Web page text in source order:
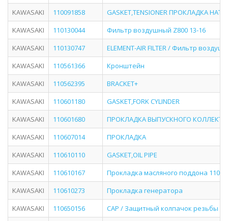
KAWASAKI
110091858
GASKET,TENSIONER ПРОКЛАДКА
KAWASAKI
110130044
Фильтр воздушный Z800 13-16
KAWASAKI
110130747
ELEMENT-AIR FILTER / Фильтр
KAWASAKI
110561366
Кронштейн
KAWASAKI
110562395
BRACKET+
KAWASAKI
110601180
GASKET,FORK CYLINDER
KAWASAKI
110601680
ПРОКЛАДКА ВЫПУСКНОГО
KAWASAKI
110607014
ПРОКЛАДКА
KAWASAKI
110610110
GASKET,OIL PIPE
KAWASAKI
110610167
Прокладка масляного поддона
KAWASAKI
110610273
Прокладка генератора
KAWASAKI
110650156
CAP / Защитный колпачок резьбы